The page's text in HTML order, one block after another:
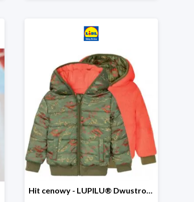
Hit cenowy - LUPILU® Dwustronna kurtka dziecięca z polarem